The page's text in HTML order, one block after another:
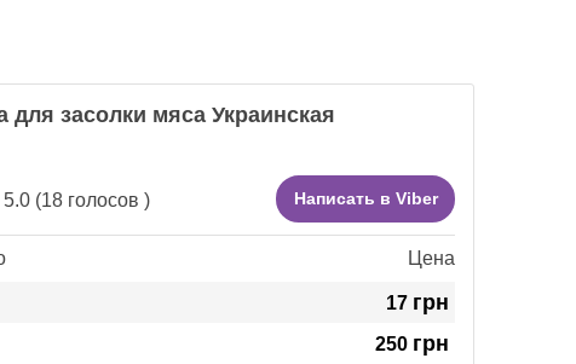
для засолки мяса Украинская
5.0 (18 голосов ) Написать в Viber
Цена
17 грн
250 грн